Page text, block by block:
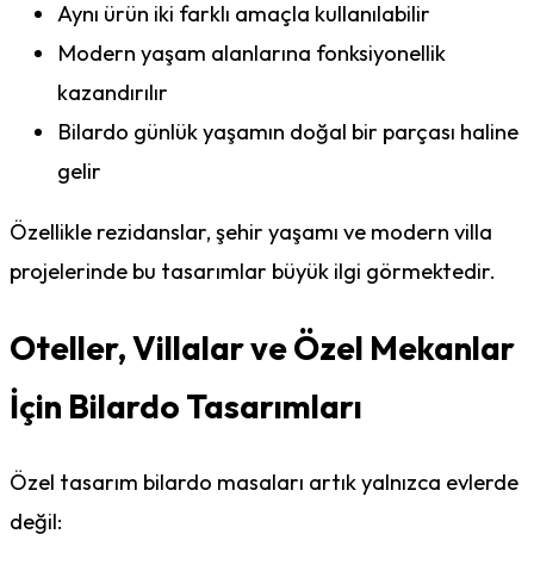
Aynı ürün iki farklı amaçla kullanılabilir
Modern yaşam alanlarına fonksiyonellik
kazandırılır
Bilardo günlük yaşamın doğal bir parçası haline
gelir
Özellikle rezidanslar, şehir yaşamı ve modern villa
projelerinde bu tasarımlar büyük ilgi görmektedir.
Oteller, Villalar ve Özel Mekanlar
İçin Bilardo Tasarımları
Özel tasarım bilardo masaları artık yalnızca evlerde
değil: